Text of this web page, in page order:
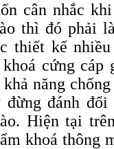
cân nhắc
thì đó phải
thiết kế
cứng cáp
năng chống
đánh đổi
Hiện tại
khoá thông